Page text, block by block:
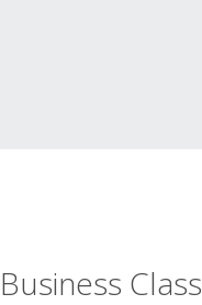
Business Class